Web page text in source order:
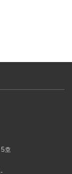
호